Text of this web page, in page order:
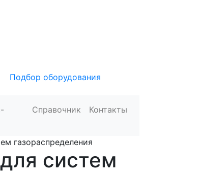
Подбор оборудования
Справочник Контакты
газораспределения
систем